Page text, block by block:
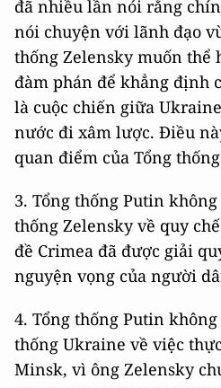
đã nhiều lần nói rằng
nói chuyện với lãnh đạo
thống Zelensky muốn thể
đàm phán để khẳng định
là cuộc chiến giữa
nước đi xâm lược. Điều
quan điểm của Tổng
3. Tổng thống Putin
thống Zelensky về quy
đề Crimea đã được giải
nguyện vọng của người
4. Tổng thống Putin
thống Ukraine về việc
Minsk, vì ông Zelensky